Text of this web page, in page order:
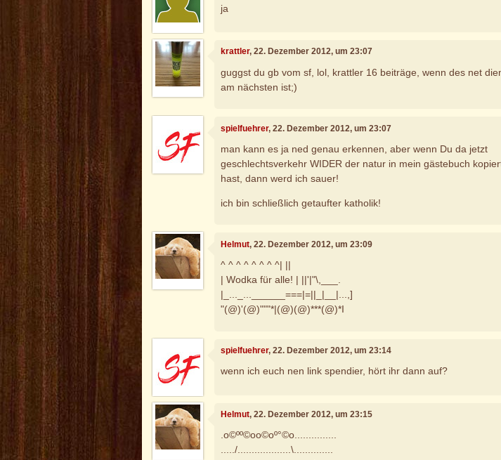
ja
krattler, 22. Dezember 2012, um 23:07
guggst du gb vom sf, lol, krattler 16 beiträge, wenn des net
am nächsten ist;)
spielfuehrer, 22. Dezember 2012, um 23:07
man kann es ja ned genau erkennen, aber wenn Du da jetzt
geschlechtsverkehr WIDER der natur in mein gästebuch
hast, dann werd ich sauer!
ich bin schließlich getaufter katholik!
Helmut, 22. Dezember 2012, um 23:09
^ ^ ^ ^ ^ ^ ^ ^| ||
| Wodka für alle! | ||'|"\,___.
|_..._...______===|=||_|__|...,]
"(@)'(@)"""*|(@)(@)***(@)*I
spielfuehrer, 22. Dezember 2012, um 23:14
wenn ich euch nen link spendier, hört ihr dann auf?
Helmut, 22. Dezember 2012, um 23:15
.o©ºº©oo©oº°©o...............
...../...................\..............